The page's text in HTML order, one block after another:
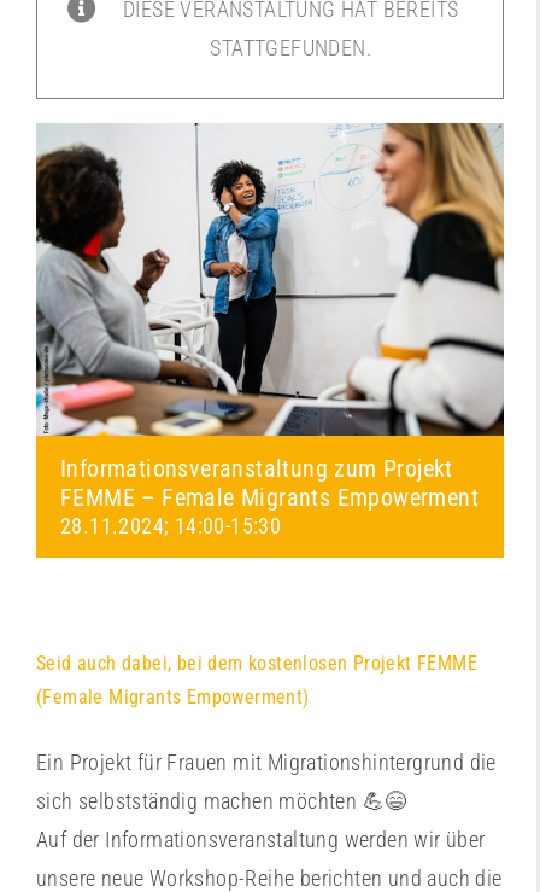
DIESE VERANSTALTUNG HAT BEREITS
STATTGEFUNDEN.
Informationsveranstaltung zum Projekt
FEMME – Female Migrants Empowerment
28.11.2024; 14:00-15:30
Seid auch dabei, bei dem kostenlosen Projekt FEMME
(Female Migrants Empowerment)
Ein Projekt für Frauen mit Migrationshintergrund die
sich selbstständig machen möchten 💪😄
Auf der Informationsveranstaltung werden wir über
unsere neue Workshop-Reihe berichten und auch die